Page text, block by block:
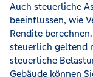
Auch steuerliche
beeinflussen, wie
Rendite
steuerlich geltend
steuerliche
Gebäude können